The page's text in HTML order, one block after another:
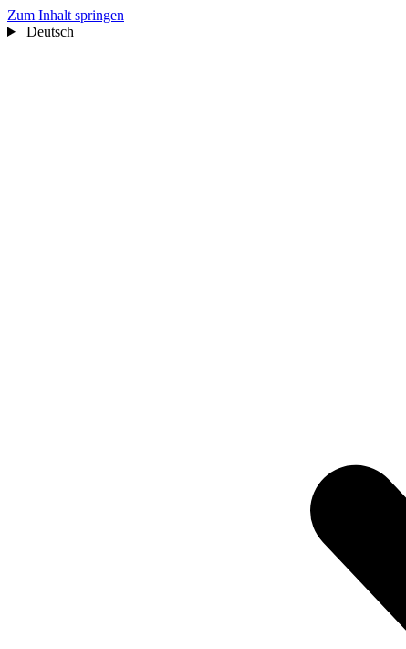
Zum Inhalt springen
Deutsch